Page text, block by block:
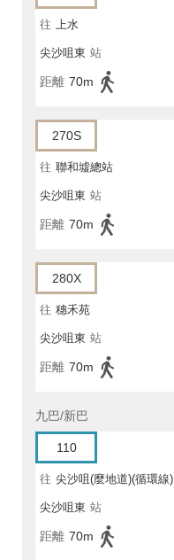
往 上水
尖沙咀東 站
距離 70m
270S
往 聯和墟總站
尖沙咀東 站
距離 70m
280X
往 穗禾苑
尖沙咀東 站
距離 70m
九巴/新巴
110
往 尖沙咀(麼地道)(循環線)
尖沙咀東 站
距離 70m